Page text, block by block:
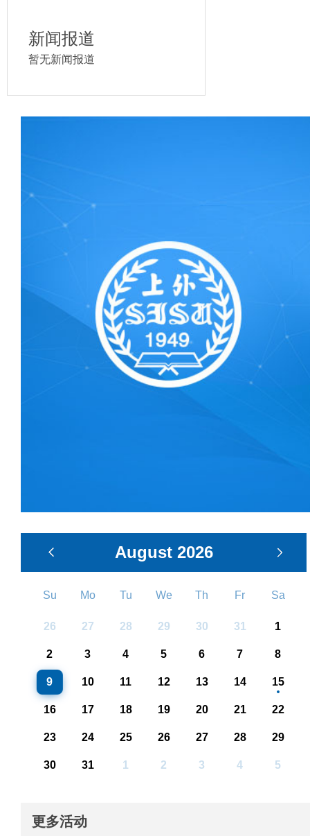
新闻报道
暂无新闻报道
August 2026
Su Mo Tu We Th Fr Sa
26 27 28 29 30 31 1
2 3 4 5 6 7 8
9 10 11 12 13 14 15
16 17 18 19 20 21 22
23 24 25 26 27 28 29
30 31 1 2 3 4 5
更多活动